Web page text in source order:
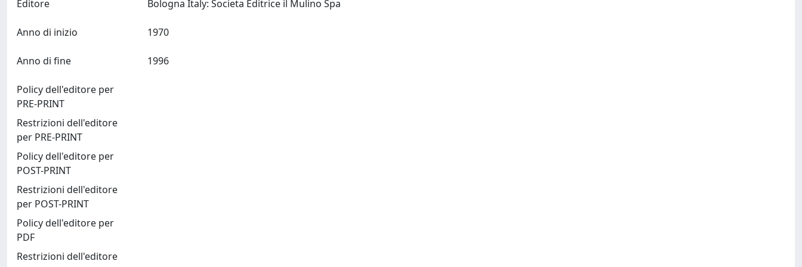
Editore
Anno di inizio
Anno di fine
Policy dell'editore per
PRE-PRINT
Restrizioni dell'editore
per PRE-PRINT
Policy dell'editore per
POST-PRINT
Restrizioni dell'editore
per POST-PRINT
Policy dell'editore per
PDF
Restrizioni dell'editore